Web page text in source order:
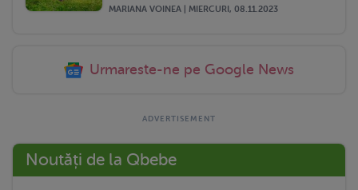
MARIANA VOINEA | MIERCURI, 08.11.2023
Urmareste-ne pe Google News
Noutăți de la Qbebe